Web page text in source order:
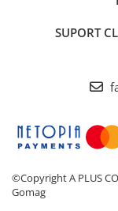
SUPORT
©Copyright A PLUS
Gomag